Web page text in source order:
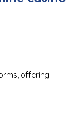
offering